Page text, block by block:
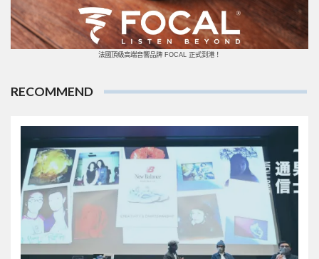
法國頂級高端音響品牌 FOCAL 正式到港！
RECOMMEND